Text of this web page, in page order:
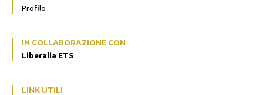
Profilo
IN COLLABORAZIONE CON
Liberalia ETS
LINK UTILI